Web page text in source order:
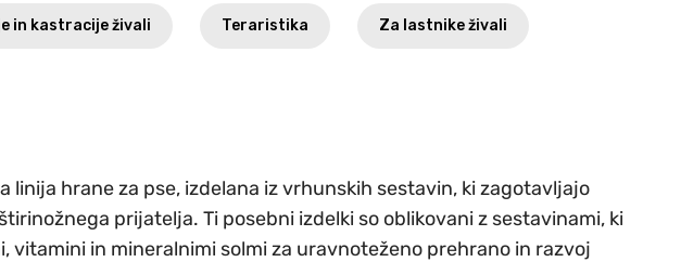
in kastracije živali Teraristika Za lastnike živali
linija hrane za pse, izdelana iz vrhunskih sestavin, ki zagotavljajo
prijatelja. Ti posebni izdelki so oblikovani z sestavinami, ki
vitamini in mineralnimi solmi za uravnoteženo prehrano in razvoj